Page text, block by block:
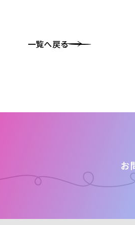
一覧へ戻る
お